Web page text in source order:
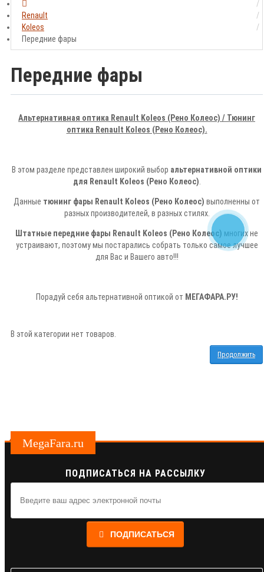
Renault
Koleos
Передние фары
Передние фары
Альтернативная оптика Renault Koleos (Рено Колеос) / Тюнинг
оптика Renault Koleos (Рено Колеос).
В этом разделе представлен широкий выбор альтернативной оптики
для Renault Koleos (Рено Колеос)
Данные тюнинг фары Renault Koleos (Рено Колеос) выполненны от
разных производителей, в разных стилях.
Штатные передние фары Renault Koleos (Рено Колеос) многих не
устраивают, поэтому мы постарались собрать только самое лучшее
для Вас и Вашего авто!!!
Порадуй себя альтернативной оптикой от МЕГАФАРА.РУ!
В этой категории нет товаров.
Продолжить
MegaFara.ru
ПОДПИСАТЬСЯ НА РАССЫЛКУ
ПОДПИСАТЬСЯ